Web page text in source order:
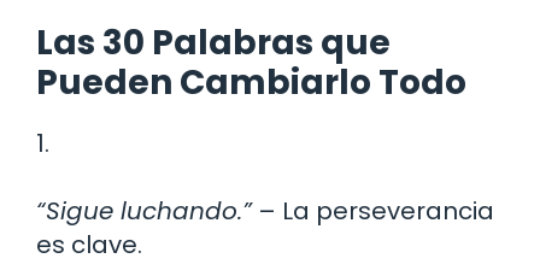
Las 30 Palabras que
Pueden Cambiarlo Todo
1.
“Sigue luchando.”– La perseverancia
es clave.